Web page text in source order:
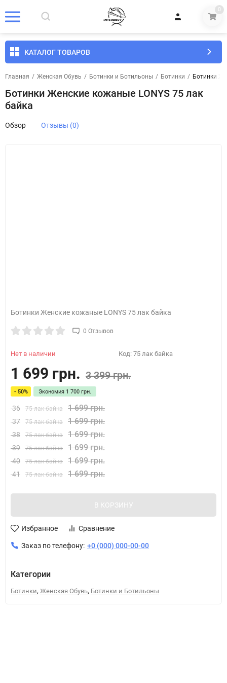
0
КАТАЛОГ ТОВАРОВ
Главная / Женская Обувь / Ботинки и Ботильоны / Ботинки / Ботинки
Ботинки Женские кожаные LONYS 75 лак
байка
Обзор Отзывы (0)
Ботинки Женские кожаные LONYS 75 лак байка
0 Отзывов
Нет в наличии Код: 75 лак байка
1 699 грн. 3 399 грн.
- 50% Экономия 1 700 грн.
36 75 лак байка 1 699 грн.
37 75 лак байка 1 699 грн.
38 75 лак байка 1 699 грн.
39 75 лак байка 1 699 грн.
40 75 лак байка 1 699 грн.
41 75 лак байка 1 699 грн.
В КОРЗИНУ
Избранное Сравнение
Заказ по телефону: +0 (000) 000-00-00
Категории
Ботинки, Женская Обувь, Ботинки и Ботильоны